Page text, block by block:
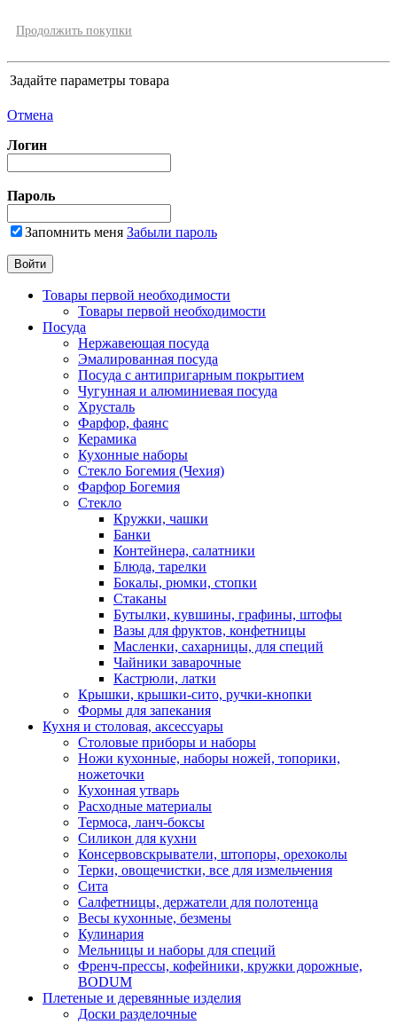
Продолжить покупки
Задайте параметры товара
Отмена
Логин
Пароль
Запомнить меня Забыли пароль
Товары первой необходимости
Товары первой необходимости
Посуда
Нержавеющая посуда
Эмалированная посуда
Посуда с антипригарным покрытием
Чугунная и алюминиевая посуда
Хрусталь
Фарфор, фаянс
Керамика
Кухонные наборы
Стекло Богемия (Чехия)
Фарфор Богемия
Стекло
Кружки, чашки
Банки
Контейнера, салатники
Блюда, тарелки
Бокалы, рюмки, стопки
Стаканы
Бутылки, кувшины, графины, штофы
Вазы для фруктов, конфетницы
Масленки, сахарницы, для специй
Чайники заварочные
Кастрюли, латки
Крышки, крышки-сито, ручки-кнопки
Формы для запекания
Кухня и столовая, аксессуары
Столовые приборы и наборы
Ножи кухонные, наборы ножей, топорики,
ножеточки
Кухонная утварь
Расходные материалы
Термоса, ланч-боксы
Силикон для кухни
Консервовскрыватели, штопоры, орехоколы
Терки, овощечистки, все для измельчения
Сита
Салфетницы, держатели для полотенца
Весы кухонные, безмены
Кулинария
Мельницы и наборы для специй
Френч-прессы, кофейники, кружки дорожные,
BODUM
Плетеные и деревянные изделия
Доски разделочные